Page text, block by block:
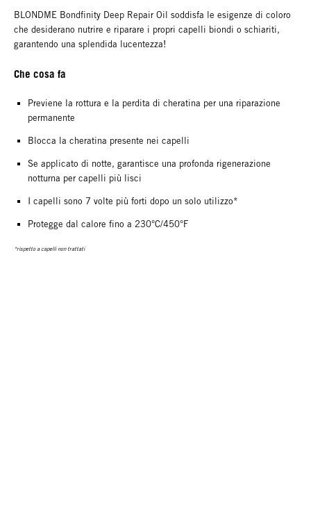
BLONDME Bondfinity Deep Repair Oil soddisfa le esigenze di coloro
che desiderano nutrire e riparare i propri capelli biondi o schiariti,
garantendo una splendida lucentezza!
Che cosa fa
Previene la rottura e la perdita di cheratina per una riparazione
permanente
Blocca la cheratina presente nei capelli
Se applicato di notte, garantisce una profonda rigenerazione
notturna per capelli più lisci
I capelli sono 7 volte più forti dopo un solo utilizzo*
Protegge dal calore fino a 230°C/450°F
*rispetto a capelli non trattati